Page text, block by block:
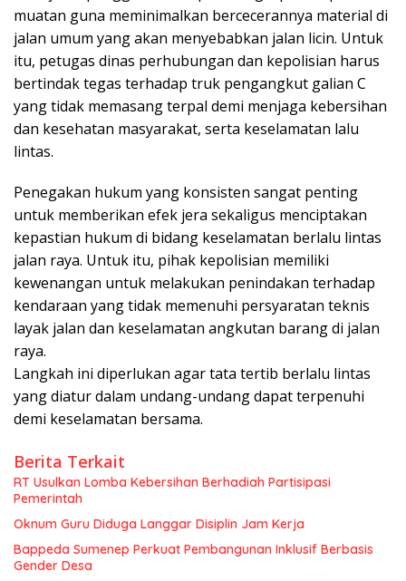
muatan guna meminimalkan bercecerannya material di
jalan umum yang akan menyebabkan jalan licin. Untuk
itu, petugas dinas perhubungan dan kepolisian harus
bertindak tegas terhadap truk pengangkut galian C
yang tidak memasang terpal demi menjaga kebersihan
dan kesehatan masyarakat, serta keselamatan lalu
lintas.
Penegakan hukum yang konsisten sangat penting
untuk memberikan efek jera sekaligus menciptakan
kepastian hukum di bidang keselamatan berlalu lintas
jalan raya. Untuk itu, pihak kepolisian memiliki
kewenangan untuk melakukan penindakan terhadap
kendaraan yang tidak memenuhi persyaratan teknis
layak jalan dan keselamatan angkutan barang di jalan
raya.
Langkah ini diperlukan agar tata tertib berlalu lintas
yang diatur dalam undang-undang dapat terpenuhi
demi keselamatan bersama.
Berita Terkait
RT Usulkan Lomba Kebersihan Berhadiah Partisipasi
Pemerintah
Oknum Guru Diduga Langgar Disiplin Jam Kerja
Bappeda Sumenep Perkuat Pembangunan Inklusif Berbasis
Gender Desa